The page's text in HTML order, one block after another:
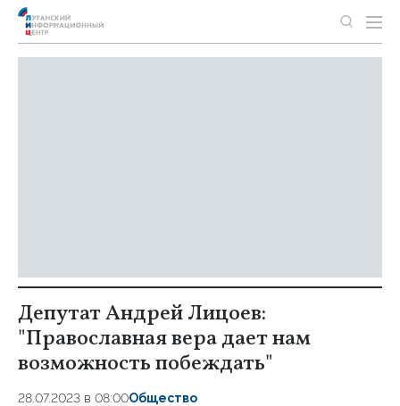
Депутат Андрей Лицоев:
"Православная вера дает нам
возможность побеждать"
28.07.2023 в 08:00Общество